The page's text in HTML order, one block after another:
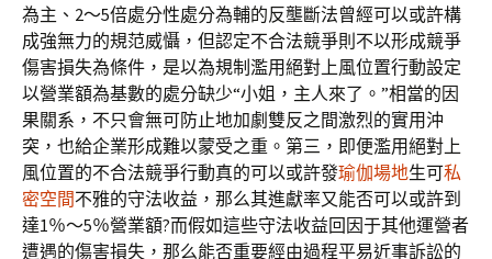
為主、2～5倍處分性處分為輔的反壟斷法曾經可以或許構
成強無力的規范威懾，但認定不合法競爭則不以形成競爭
傷害損失為條件，是以為規制濫用絕對上風位置行動設定
以營業額為基數的處分缺少“小姐，主人來了。”相當的因
果關系，不只會無可防止地加劇雙反之間激烈的實用沖
突，也給企業形成難以蒙受之重。第三，即便濫用絕對上
風位置的不合法競爭行動真的可以或許發瑜伽場地生可私
密空間不雅的守法收益，那么其進獻率又能否可以或許到
達1％～5％營業額?而假如這些守法收益回因于其他運營者
遭遇的傷害損失，那么能否重要經由過程平易近事訴訟的